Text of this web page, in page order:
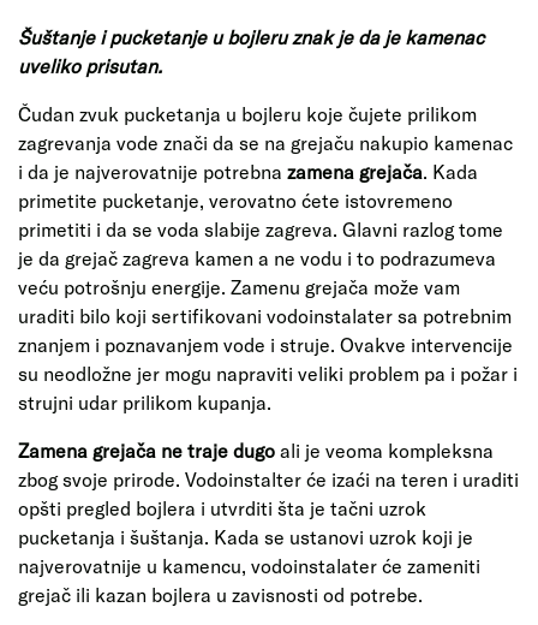
Šuštanje i pucketanje u bojleru znak je da je kamenac
uveliko prisutan.
Čudan zvuk pucketanja u bojleru koje čujete prilikom
zagrevanja vode znači da se na grejaču nakupio kamenac
i da je najverovatnije potrebna zamena grejača . Kada
primetite pucketanje, verovatno ćete istovremeno
primetiti i da se voda slabije zagreva. Glavni razlog tome
je da grejač zagreva kamen a ne vodu i to podrazumeva
veću potrošnju energije. Zamenu grejača može vam
uraditi bilo koji sertifikovani vodoinstalater sa potrebnim
znanjem i poznavanjem vode i struje. Ovakve intervencije
su neodložne jer mogu napraviti veliki problem pa i požar i
strujni udar prilikom kupanja.
Zamena grejača ne traje dugo ali je veoma kompleksna
zbog svoje prirode. Vodoinstalter će izaći na teren i uraditi
opšti pregled bojlera i utvrditi šta je tačni uzrok
pucketanja i šuštanja. Kada se ustanovi uzrok koji je
najverovatnije u kamencu, vodoinstalater će zameniti
grejač ili kazan bojlera u zavisnosti od potrebe.